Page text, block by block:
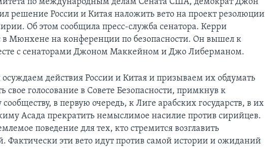
решение России и Китая наложить вето на проект резолюции
Об этом сообщила пресс-служба сенатора. Керри
в Мюнхене на конференции по безопасности. Он вышел к
с сенаторами Джоном Маккейном и Джо Либерманом.
действия России и Китая и призываем их обдумать
свое голосование в Совете Безопасности, примкнув к
в первую очередь, к Лиге арабских государств, в их
Асада прекратить немыслимое насилие против сирийцев.
поведение для тех, кто стремится возглавить
Фактически эти вето идут против самой истории и ожиданий